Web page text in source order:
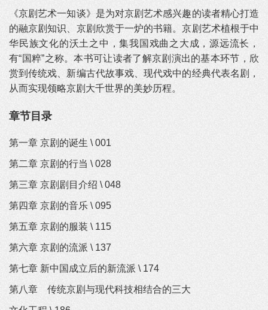
《京剧艺术一知谈》是为对京剧艺术感兴趣的读者精心打造
的融京剧知识、京剧欣赏于一炉的书籍。京剧艺术植根于中
华民族文化的沃土之中，集我国戏曲之大成，源远流长，
有“国粹”之称。本书可让读者了解京剧演出的基本环节，欣
赏到传统戏、新编古代故事戏、现代戏中的经典代表名剧，
从而实现领略京剧大千世界的美妙历程。
章节目录
第一章 京剧的诞生 \ 001
第二章 京剧的行当 \ 028
第三章 京剧剧目介绍 \ 048
第四章 京剧的音乐 \ 095
第五章 京剧的服装 \ 115
第六章 京剧的流派 \ 137
第七章 新中国成立后的新流派 \ 174
第八章 传统京剧与现代科技相结合的三大